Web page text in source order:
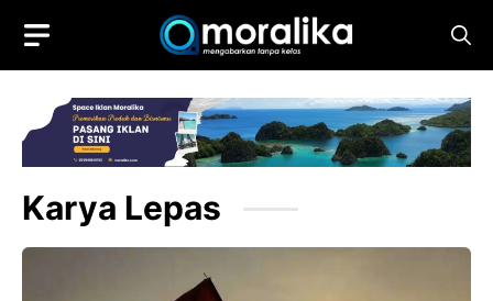
content
Karya Lepas